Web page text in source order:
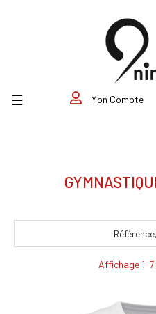
Basculer la navigation
☰ Mon Compte
Affichage 1-